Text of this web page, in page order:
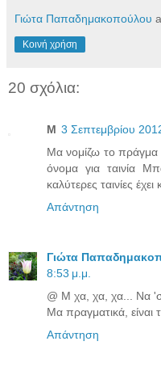
Γιώτα Παπαδημακοπούλου
Κοινή χρήση
20 σχόλια:
Μ 3 Σεπτεμβρίου
Μα νομίζω το πράγμα
όνομα για ταινία
καλύτερες ταινίες έχει
Απάντηση
Γιώτα
8:53 μ.μ.
@ Μ χα, χα, χα... Να
Μα πραγματικά, είναι
Απάντηση